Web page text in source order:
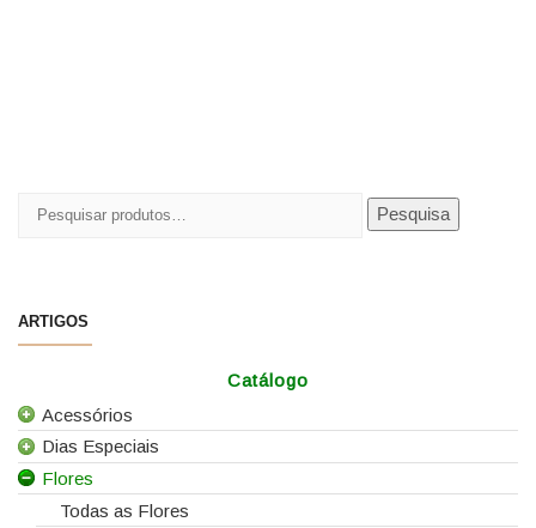
Pesquisar
Pesquisa
ARTIGOS
Catálogo
Acessórios
Todos os Acessórios
Alfinetes
Arames
Dias Especiais
25 de Abril
Casamentos
Flores
Todas as Flores